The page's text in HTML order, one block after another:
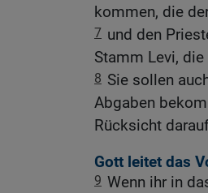
kommen, die
7 und den
Stamm Levi,
8 Sie sollen
Abgaben
Rücksicht
Gott leitet das
9 Wenn ihr in